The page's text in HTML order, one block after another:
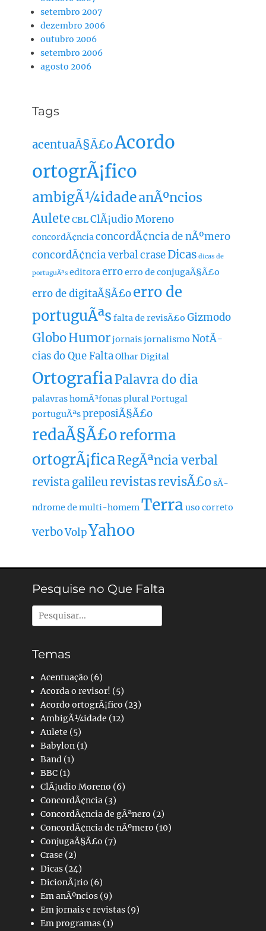
setembro 2007
dezembro 2006
outubro 2006
setembro 2006
agosto 2006
Tags
acentuaÃ§Ã£oAcordo
ortogrÃ¡fico
ambigÃ¼idadeanÃºncios
AuleteCBLClÃ¡udio Moreno
concordÃ¢nciaconcordÃ¢ncia de nÃºmero
concordÃ¢ncia verbalcraseDicas dicas de
portuguÃªs editoraerroerro de conjugaÃ§Ã£o
erro de digitaÃ§Ã£oerro de
portuguÃªs falta de revisÃ£o Gizmodo
GloboHumorjornaisjornalismo NotÃ­
cias do Que FaltaOlhar Digital
OrtografiaPalavra do dia
palavras homÃ³fonaspluralPortugal
portuguÃªspreposiÃ§Ã£o
redaÃ§Ã£oreforma
ortogrÃ¡ficaRegÃªncia verbal
revista galileurevistasrevisÃ£osÃ­
ndrome de multi-homemTerra uso correto
verboVolpYahoo
Pesquise no Que Falta
Pesquisar
por:
Temas
Acentuação (6)
Acorda o revisor! (5)
Acordo ortogrÃ¡fico (23)
AmbigÃ¼idade (12)
Aulete (5)
Babylon (1)
Band (1)
BBC (1)
ClÃ¡udio Moreno (6)
ConcordÃ¢ncia (3)
ConcordÃ¢ncia de gÃªnero (2)
ConcordÃ¢ncia de nÃºmero (10)
ConjugaÃ§Ã£o (7)
Crase (2)
Dicas (24)
DicionÃ¡rio (6)
Em anÃºncios (9)
Em jornais e revistas (9)
Em programas (1)